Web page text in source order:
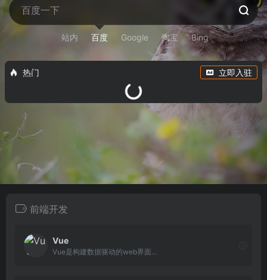
站内 百度 Google 淘宝 Bing
热门 立即入驻
前端开发
Vue
Vue是构建数据驱动的web界面...